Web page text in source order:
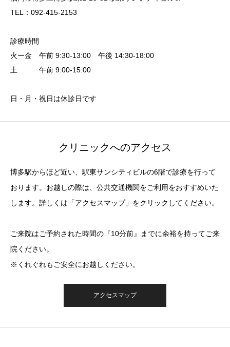
TEL：092-415-2153
診療時間
火ー金 午前 9:30-13:00 午後 14:30-18:00
土 午前 9:00-15:00
日・月・祝日は休診日です
クリニックへのアクセス
博多駅からほど近い、駅東サンシティビルの6階で診療を行って
おります。お越しの際は、公共交通機関をご利用をおすすめいた
します。詳しくは「アクセスマップ」をクリックしてください。
ご来院はご予約された時間の『10分前』までに余裕を持ってご来
院ください。
※くれぐれもご安全にお越しください。
アクセスマップ